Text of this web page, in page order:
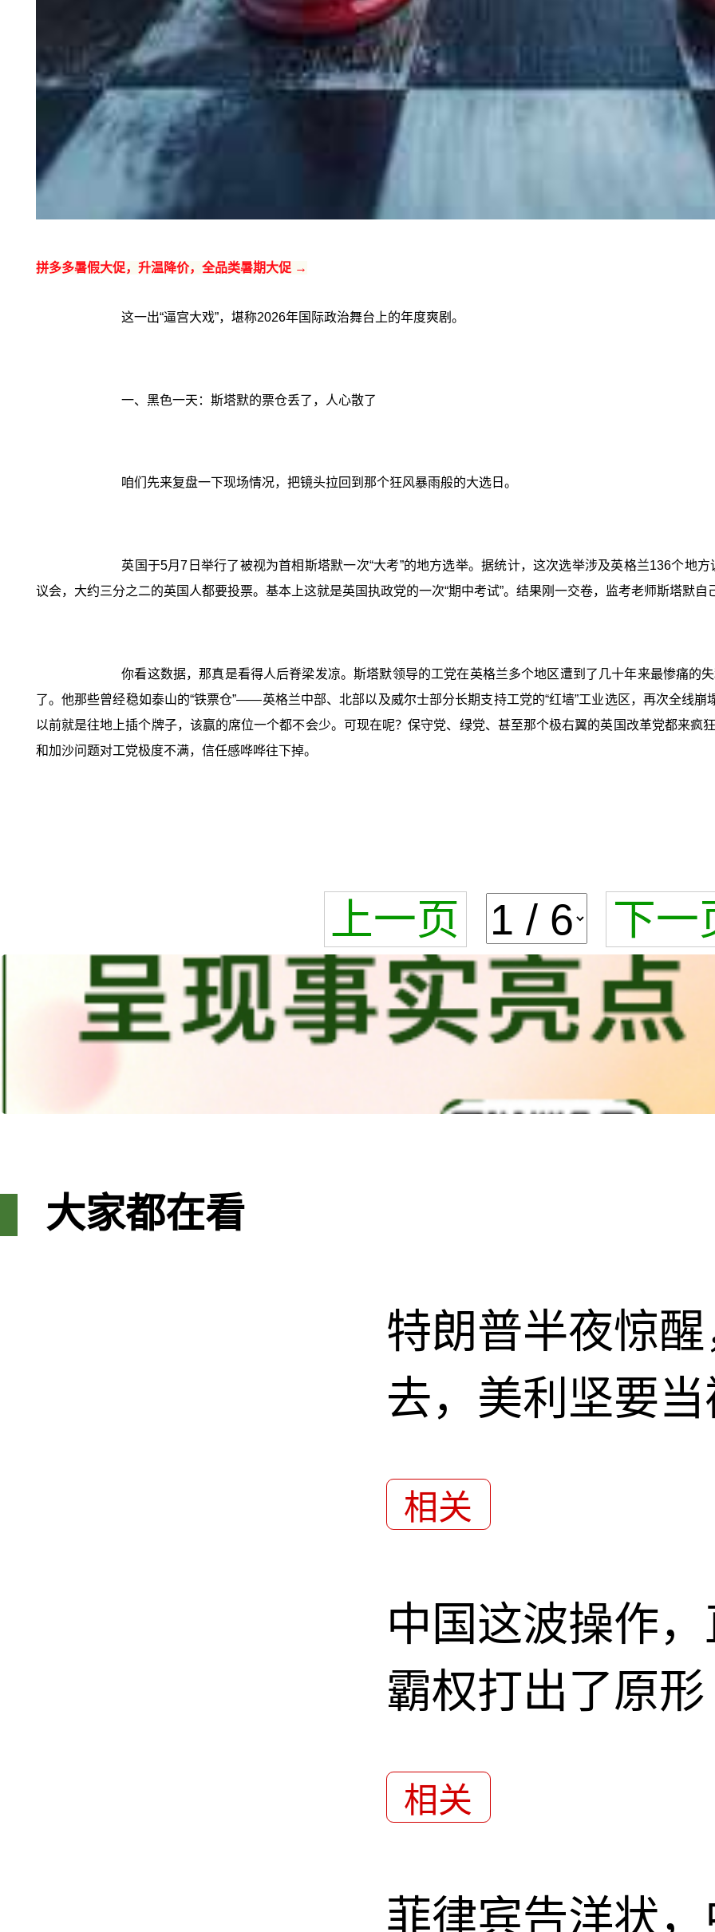
拼多多暑假大促，升温降价，全品类暑期大促 →
这一出“逼宫大戏”，堪称2026年国际政治舞台上的年度爽剧。
一、黑色一天：斯塔默的票仓丢了，人心散了
咱们先来复盘一下现场情况，把镜头拉回到那个狂风暴雨般的大选日。
英国于5月7日举行了被视为首相斯塔默一次“大考”的地方选举。据统计，这次选举涉及英格兰136个地
议会，大约三分之二的英国人都要投票。基本上这就是英国执政党的一次“期中考试”。结果刚一交卷，监考老师斯塔默自
你看这数据，那真是看得人后脊梁发凉。斯塔默领导的工党在英格兰多个地区遭到了几十年来最惨痛的
了。他那些曾经稳如泰山的“铁票仓”——英格兰中部、北部以及威尔士部分长期支持工党的“红墙”工业选区，再次全线崩
以前就是往地上插个牌子，该赢的席位一个都不会少。可现在呢？保守党、绿党、甚至那个极右翼的英国改革党都来疯
和加沙问题对工党极度不满，信任感哗哗往下掉。
上一页 下一
大家都在看
特朗普半夜惊
去，美利坚要
相关
中国这波操作
霸权打出了原形
相关
菲律宾告洋状